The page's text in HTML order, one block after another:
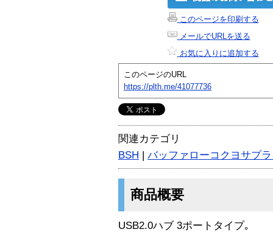
このページを印刷する
メールでURLを送る
お気に入りに追加する
このページのURL
https://plth.me/41077736
関連カテゴリ
BSH | バッファローコクヨサプ
商品概要
USB2.0ハブ 3ポートタイプ｡